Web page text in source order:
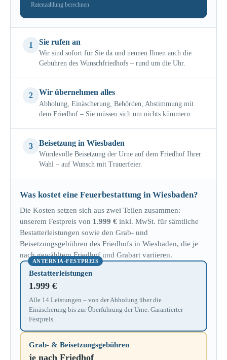
Ratenzahlung berechnen
1 Sie rufen an
Wir sind sofort für Sie da und nennen Ihnen auch die
Gebühren des Wunschfriedhofs – rund um die Uhr.
2 Wir übernehmen alles
Abholung, Einäscherung, Behörden, Abstimmung mit
dem Friedhof – Sie müssen sich um nichts kümmern.
3 Beisetzung in Wiesbaden
Würdevolle Beisetzung der Urne auf dem Friedhof Ihrer
Wahl – auf Wunsch mit Trauerfeier.
Was kostet eine Feuerbestattung in Wiesbaden?
Die Kosten setzen sich aus zwei Teilen zusammen:
unserem Festpreis von 1.999 € inkl. MwSt. für sämtliche
Bestatterleistungen sowie den Grab- und
Beisetzungsgebühren des Friedhofs in Wiesbaden, die je
nach gewähltem Friedhof und Grabart variieren.
ANTERNIA-FESTPREIS
Bestatterleistungen
1.999 €
Alle 14 Leistungen – von der Abholung über die
Einäscherung bis zur Überführung der Urne. Garantierter
Festpreis.
Grab- & Beisetzungsgebühren
je nach Friedhof